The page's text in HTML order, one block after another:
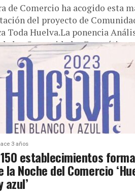
de Comercio ha acogido esta
del proyecto de
Toda Huelva.La ponencia
las Comunidades Energéticas
3 años
establecimientos
la Noche del Comercio
azul’